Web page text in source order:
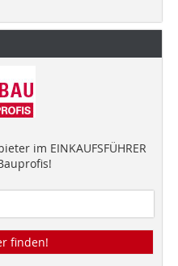
im EINKAUFSFÜHRER
finden!